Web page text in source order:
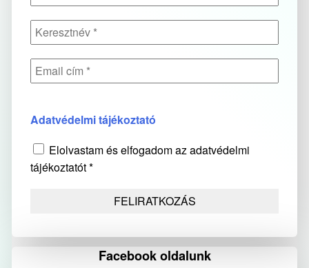
Adatvédelmi tájékoztató
Elolvastam és elfogadom az adatvédelmi
tájékoztatót *
Facebook oldalunk